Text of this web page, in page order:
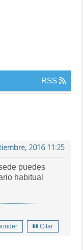
RSS
2016 11:25
puedes
habitual
Citar